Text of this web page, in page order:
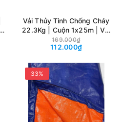
Vải Thủy Tinh Chống Cháy
22.3Kg | Cuộn 1x25m | Vải
E-Glass Cách Nhiệt Chịu
Nhiệt Cao
169.000₫
112.000₫
33%